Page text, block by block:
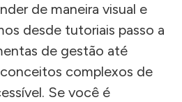
de maneira visual e
desde tutoriais passo a
de gestão até
complexos de
Se você é